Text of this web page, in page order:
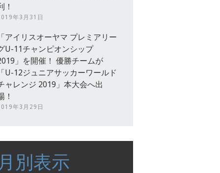
！
年3月31日
アイリスオーヤマ プレミアリー
U-11チャンピオンシップ
」を開催！ 優勝チームが
U-12ジュニアサッカーワールド
ャレンジ 2019」本大会へ出
！
年3月29日
別表示